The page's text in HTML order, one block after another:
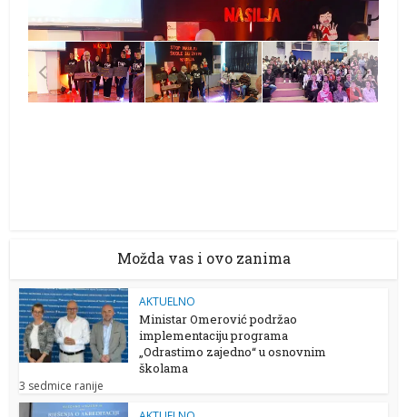
Možda vas i ovo zanima
AKTUELNO
Ministar Omerović podržao
implementaciju programa
„Odrastimo zajedno“ u osnovnim
školama
3 sedmice ranije